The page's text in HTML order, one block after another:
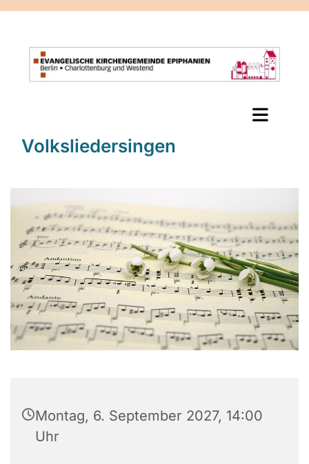
Volksliedersingen
Montag, 6. September 2027, 14:00
Uhr